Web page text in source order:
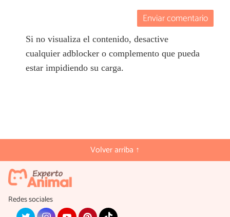
Enviar comentario
Si no visualiza el contenido, desactive
cualquier adblocker o complemento que pueda
estar impidiendo su carga.
Volver arriba ↑
Redes sociales